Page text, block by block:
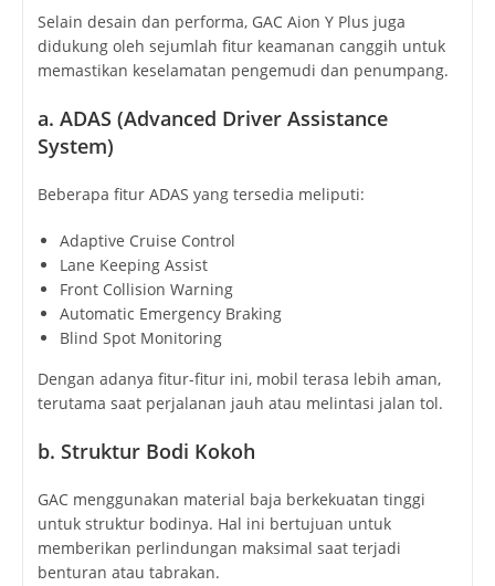
Selain desain dan performa, GAC Aion Y Plus juga
didukung oleh sejumlah fitur keamanan canggih untuk
memastikan keselamatan pengemudi dan penumpang.
a. ADAS (Advanced Driver Assistance
System)
Beberapa fitur ADAS yang tersedia meliputi:
Adaptive Cruise Control
Lane Keeping Assist
Front Collision Warning
Automatic Emergency Braking
Blind Spot Monitoring
Dengan adanya fitur-fitur ini, mobil terasa lebih aman,
terutama saat perjalanan jauh atau melintasi jalan tol.
b. Struktur Bodi Kokoh
GAC menggunakan material baja berkekuatan tinggi
untuk struktur bodinya. Hal ini bertujuan untuk
memberikan perlindungan maksimal saat terjadi
benturan atau tabrakan.